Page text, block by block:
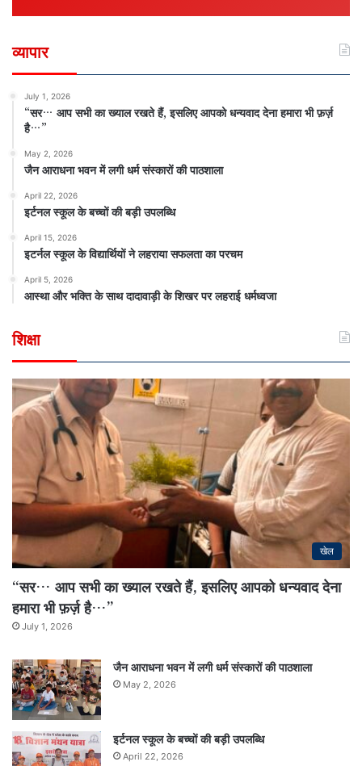
व्यापार
July 1, 2026
“सर… आप सभी का ख्याल रखते हैं, इसलिए आपको धन्यवाद देना हमारा भी फ़र्ज़
है…”
May 2, 2026
जैन आराधना भवन में लगी धर्म संस्कारों की पाठशाला
April 22, 2026
इर्टनल स्कूल के बच्चों की बड़ी उपलब्धि
April 15, 2026
इटर्नल स्कूल के विद्यार्थियों ने लहराया सफलता का परचम
April 5, 2026
आस्था और भक्ति के साथ दादावाड़ी के शिखर पर लहराई धर्मध्वजा
शिक्षा
खेल
“सर… आप सभी का ख्याल रखते हैं, इसलिए आपको धन्यवाद देना
हमारा भी फ़र्ज़ है…”
July 1, 2026
जैन आराधना भवन में लगी धर्म संस्कारों की पाठशाला
May 2, 2026
इर्टनल स्कूल के बच्चों की बड़ी उपलब्धि
April 22, 2026